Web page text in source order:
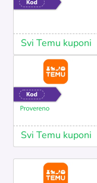
Svi Temu kuponi
Svi Temu kuponi